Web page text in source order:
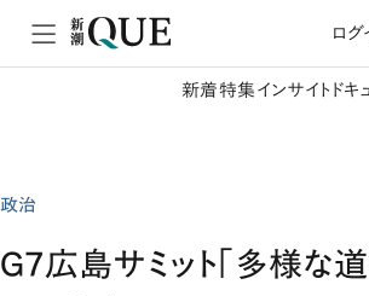
ログ
新着特集 インサイト ドキ
政治
G7広島サミット「多様な